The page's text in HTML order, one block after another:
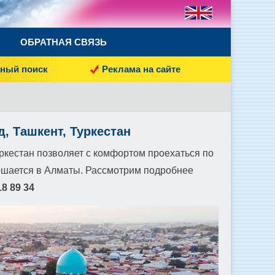
ОБРАТНАЯ СВЯЗЬ
поиск Реклама на сайте
Ташкент, Туркестан
позволяет с комфортом проехаться по
в Алматы. Рассмотрим подробнее
89 34